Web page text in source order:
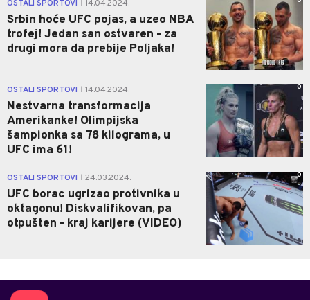
OSTALI SPORTOVI 14.04.2024.
Srbin hoće UFC pojas, a uzeo NBA
trofej! Jedan san ostvaren - za
drugi mora da prebije Poljaka!
OSTALI SPORTOVI 14.04.2024.
Nestvarna transformacija
Amerikanke! Olimpijska
šampionka sa 78 kilograma, u
UFC ima 61!
0
OSTALI SPORTOVI 24.03.2024.
UFC borac ugrizao protivnika u
oktagonu! Diskvalifikovan, pa
otpušten - kraj karijere (VIDEO)
0